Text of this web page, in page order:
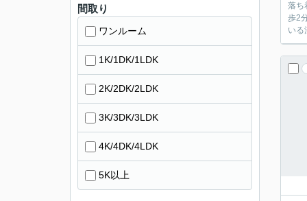
落ち
歩2
いる
間取り
ワンルーム
1K/1DK/1LDK
2K/2DK/2LDK
3K/3DK/3LDK
4K/4DK/4LDK
5K以上